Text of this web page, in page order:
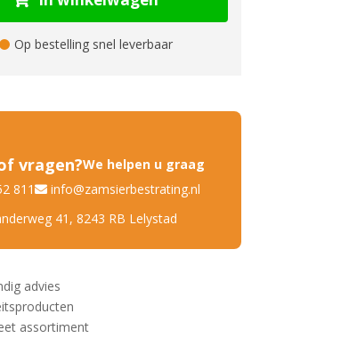
Op bestelling snel leverbaar
vragen?We helpen u graag
811
info@zamsierbestrating.nl
41, 8243 RB Lelystad
advies
assortiment